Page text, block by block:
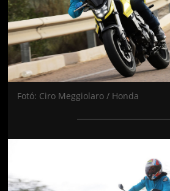
Fotó: Ciro Meggiolaro / Honda
Jön még kép!